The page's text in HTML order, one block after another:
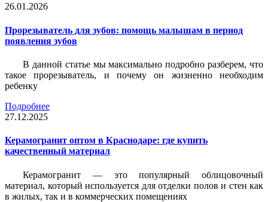
26.01.2026
Прорезыватель для зубов: помощь малышам в период
появления зубов
В данной статье мы максимально подробно разберем, что
такое прорезыватель, и почему он жизненно необходим
ребенку
Подробнее
27.12.2025
Керамогранит оптом в Краснодаре: где купить
качественный материал
Керамогранит — это популярный облицовочный
материал, который используется для отделки полов и стен как
в жилых, так и в коммерческих помещениях